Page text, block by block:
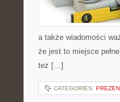
a także wiadomości
że jest to miejsce
też […]
CATEGORIES: